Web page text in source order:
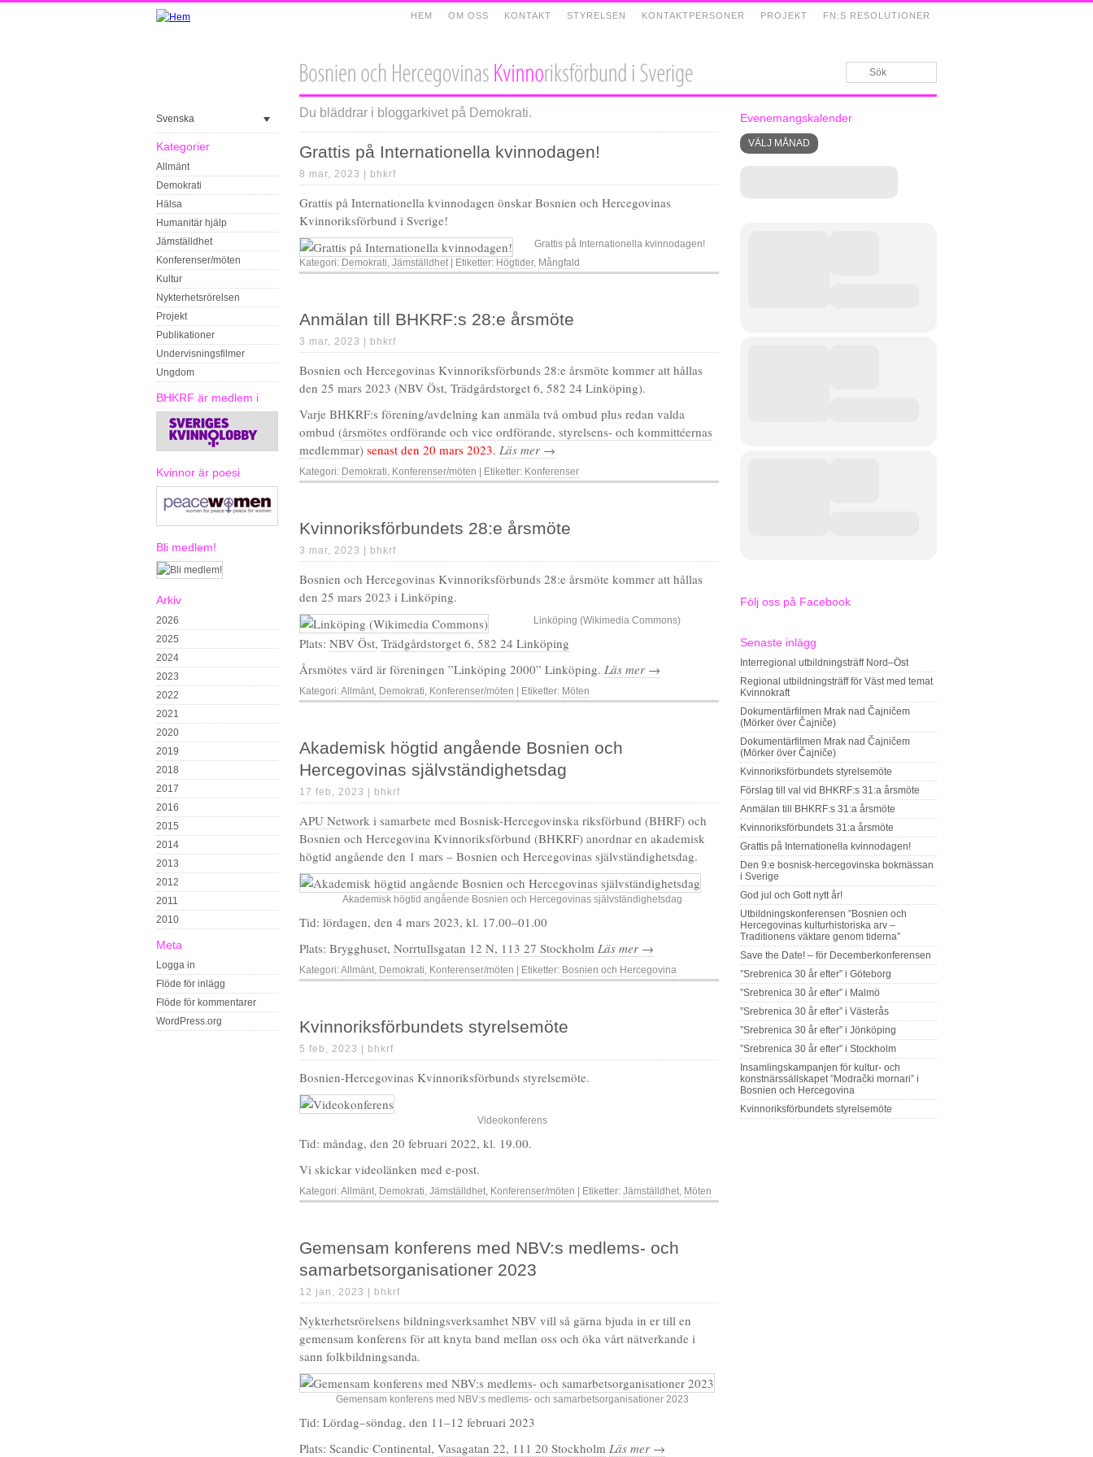
FN:S RESOLUTIONER
PROJEKT
KONTAKTPERSONER
STYRELSEN
KONTAKT
OM OSS
HEM
Svenska
Kategorier
Allmänt
Demokrati
Hälsa
Humanitär hjälp
Jämställdhet
Konferenser/möten
Kultur
Nykterhetsrörelsen
Projekt
Publikationer
Undervisningsfilmer
Ungdom
BHKRF är medlem i
Kvinnor är poesi
Bli medlem!
Arkiv
2026
2025
2024
2023
2022
2021
2020
2019
2018
2017
2016
2015
2014
2013
2012
2011
2010
Meta
Logga in
Flöde för inlägg
Flöde för kommentarer
WordPress.org
Du bläddrar i bloggarkivet på Demokrati.
Grattis på Internationella kvinnodagen!
8 mar, 2023 | bhkrf
Grattis på Internationella kvinnodagen önskar Bosnien och Hercegovinas
Kvinnoriksförbund i Sverige!
Grattis på Internationella kvinnodagen!
Kategori: Demokrati, Jämställdhet | Etiketter: Högtider, Mångfald
Anmälan till BHKRF:s 28:e årsmöte
3 mar, 2023 | bhkrf
Bosnien och Hercegovinas Kvinnoriksförbunds 28:e årsmöte kommer att hållas
den 25 mars 2023 (NBV Öst, Trädgårdstorget 6, 582 24 Linköping).
Varje BHKRF:s förening/avdelning kan anmäla två ombud plus redan valda
ombud (årsmötes ordförande och vice ordförande, styrelsens- och kommittéernas
medlemmar) senast den 20 mars 2023. Läs mer →
Kategori: Demokrati, Konferenser/möten | Etiketter: Konferenser
Kvinnoriksförbundets 28:e årsmöte
3 mar, 2023 | bhkrf
Bosnien och Hercegovinas Kvinnoriksförbunds 28:e årsmöte kommer att hållas
den 25 mars 2023 i Linköping.
Linköping (Wikimedia Commons)
Plats: NBV Öst, Trädgårdstorget 6, 582 24 Linköping
Årsmötes värd är föreningen ”Linköping 2000” Linköping. Läs mer →
Kategori:Allmänt, Demokrati, Konferenser/möten | Etiketter: Möten
Akademisk högtid angående Bosnien och
Hercegovinas självständighetsdag
17 feb, 2023 | bhkrf
APU Network i samarbete med Bosnisk-Hercegovinska riksförbund (BHRF) och
Bosnien och Hercegovina Kvinnoriksförbund (BHKRF) anordnar en akademisk
högtid angående den 1 mars – Bosnien och Hercegovinas självständighetsdag.
Akademisk högtid angående Bosnien och Hercegovinas självständighetsdag
Tid: lördagen, den 4 mars 2023, kl. 17.00–01.00
Plats: Brygghuset, Norrtullsgatan 12 N, 113 27 Stockholm Läs mer →
Kategori:Allmänt, Demokrati, Konferenser/möten | Etiketter: Bosnien och Hercegovina
Kvinnoriksförbundets styrelsemöte
5 feb, 2023 | bhkrf
Bosnien-Hercegovinas Kvinnoriksförbunds styrelsemöte.
Videokonferens
Tid: måndag, den 20 februari 2022, kl. 19.00.
Vi skickar videolänken med e-post.
Kategori:Allmänt, Demokrati, Jämställdhet, Konferenser/möten | Etiketter: Jämställdhet, Möten
Gemensam konferens med NBV:s medlems- och
samarbetsorganisationer 2023
12 jan, 2023 | bhkrf
Nykterhetsrörelsens bildningsverksamhet NBV vill så gärna bjuda in er till en
gemensam konferens för att knyta band mellan oss och öka vårt nätverkande i
sann folkbildningsanda.
Gemensam konferens med NBV:s medlems- och samarbetsorganisationer 2023
Tid: Lördag–söndag, den 11–12 februari 2023
Plats: Scandic Continental, Vasagatan 22, 111 20 Stockholm Läs mer →
Evenemangskalender
VÄLJ MÅNAD
Följ oss på Facebook
Senaste inlägg
Interregional utbildningsträff Nord–Öst
Regional utbildningsträff för Väst med temat
Kvinnokraft
Dokumentärfilmen Mrak nad Čajničem
(Mörker över Čajniče)
Dokumentärfilmen Mrak nad Čajničem
(Mörker över Čajniče)
Kvinnoriksförbundets styrelsemöte
Förslag till val vid BHKRF:s 31:a årsmöte
Anmälan till BHKRF:s 31:a årsmöte
Kvinnoriksförbundets 31:a årsmöte
Grattis på Internationella kvinnodagen!
Den 9:e bosnisk-hercegovinska bokmässan
i Sverige
God jul och Gott nytt år!
Utbildningskonferensen ”Bosnien och
Hercegovinas kulturhistoriska arv –
Traditionens väktare genom tiderna”
Save the Date! – för Decemberkonferensen
”Srebrenica 30 år efter” i Göteborg
”Srebrenica 30 år efter” i Malmö
”Srebrenica 30 år efter” i Västerås
”Srebrenica 30 år efter” i Jönköping
”Srebrenica 30 år efter” i Stockholm
Insamlingskampanjen för kultur- och
konstnärssällskapet ”Modrački mornari” i
Bosnien och Hercegovina
Kvinnoriksförbundets styrelsemöte